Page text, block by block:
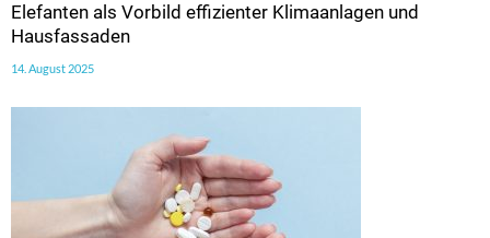
Elefanten als Vorbild effizienter Klimaanlagen und
Hausfassaden
14. August 2025